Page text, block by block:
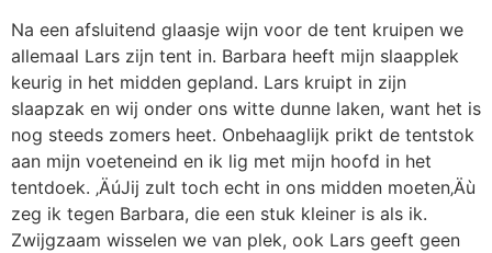
Na een afsluitend glaasje wijn voor de tent kruipen we
allemaal Lars zijn tent in. Barbara heeft mijn slaapplek
keurig in het midden gepland. Lars kruipt in zijn
slaapzak en wij onder ons witte dunne laken, want het is
nog steeds zomers heet. Onbehaaglijk prikt de tentstok
aan mijn voeteneind en ik lig met mijn hoofd in het
tentdoek. ‚ÄúJij zult toch echt in ons midden moeten‚Äù
zeg ik tegen Barbara, die een stuk kleiner is als ik.
Zwijgzaam wisselen we van plek, ook Lars geeft geen